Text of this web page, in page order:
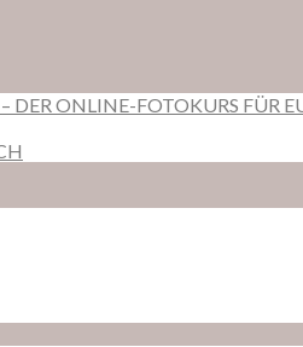
DER ONLINE-FOTOKURS FÜR